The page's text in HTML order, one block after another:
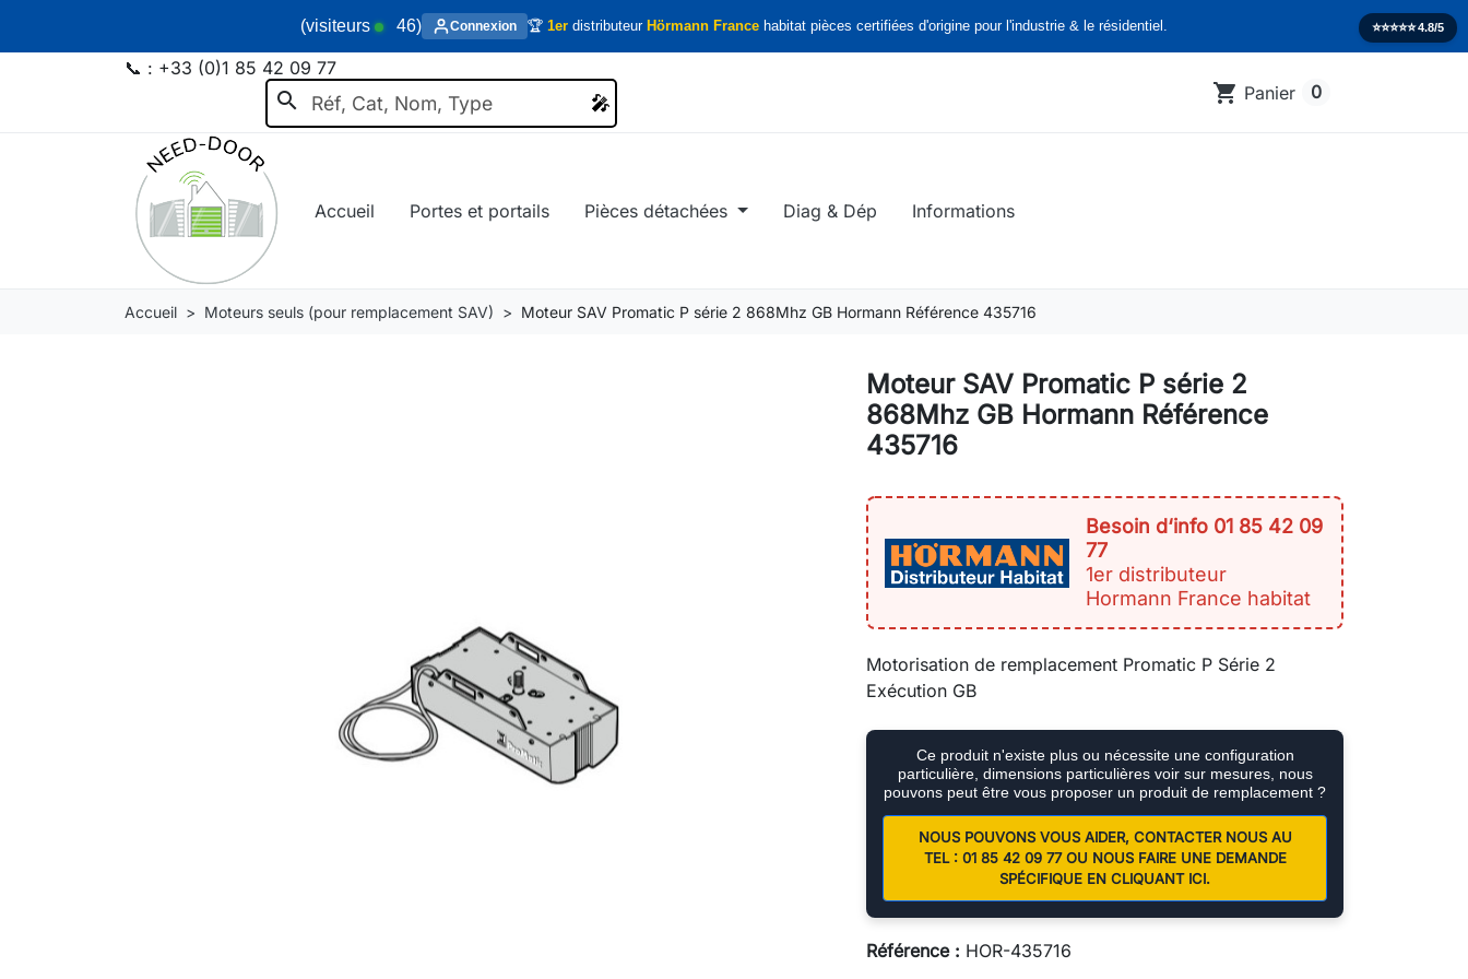
(visiteurs 46) Connexion 🏆 1er distributeur Hörmann France habitat pièces certifiées d'origine pour l'industrie & le résidentiel. ⭐️⭐️⭐️⭐️⭐️4.8/5
search 🎤
🎤
📞 : +33 (0)1 85 42 09 77
shopping_cart Panier 0
Accueil Portes et portails Pièces détachées Diag & Dép Informations
Accueil Moteurs seuls (pour remplacement SAV) Moteur SAV Promatic P série 2 868Mhz GB Hormann Référence 435716
Moteur SAV Promatic P série 2
868Mhz GB Hormann Référence
435716
Besoin d‘info 01 85 42 09
77
1er distributeur
Hormann France habitat
Motorisation de remplacement Promatic P Série 2
Exécution GB
Ce produit n'existe plus ou nécessite une configuration
particulière, dimensions particulières voir sur mesures, nous
pouvons peut être vous proposer un produit de remplacement ?
NOUS POUVONS VOUS AIDER, CONTACTER NOUS AU
TEL : 01 85 42 09 77 OU NOUS FAIRE UNE DEMANDE
SPÉCIFIQUE EN CLIQUANT ICI.
Référence : HOR-435716